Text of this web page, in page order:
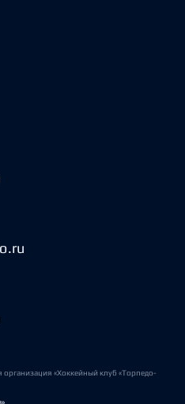
«Хоккейный клуб «Торпедо-